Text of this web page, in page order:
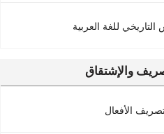
للغة العربية
والإشتقاق
الأفعال